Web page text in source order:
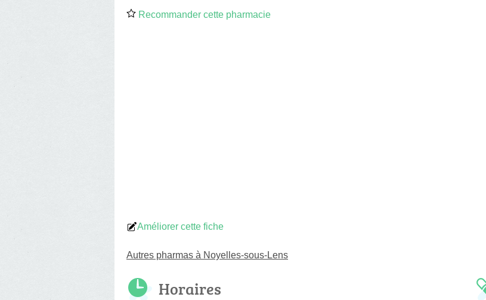
Recommander cette pharmacie
Améliorer cette fiche
Autres pharmas à Noyelles-sous-Lens
Horaires